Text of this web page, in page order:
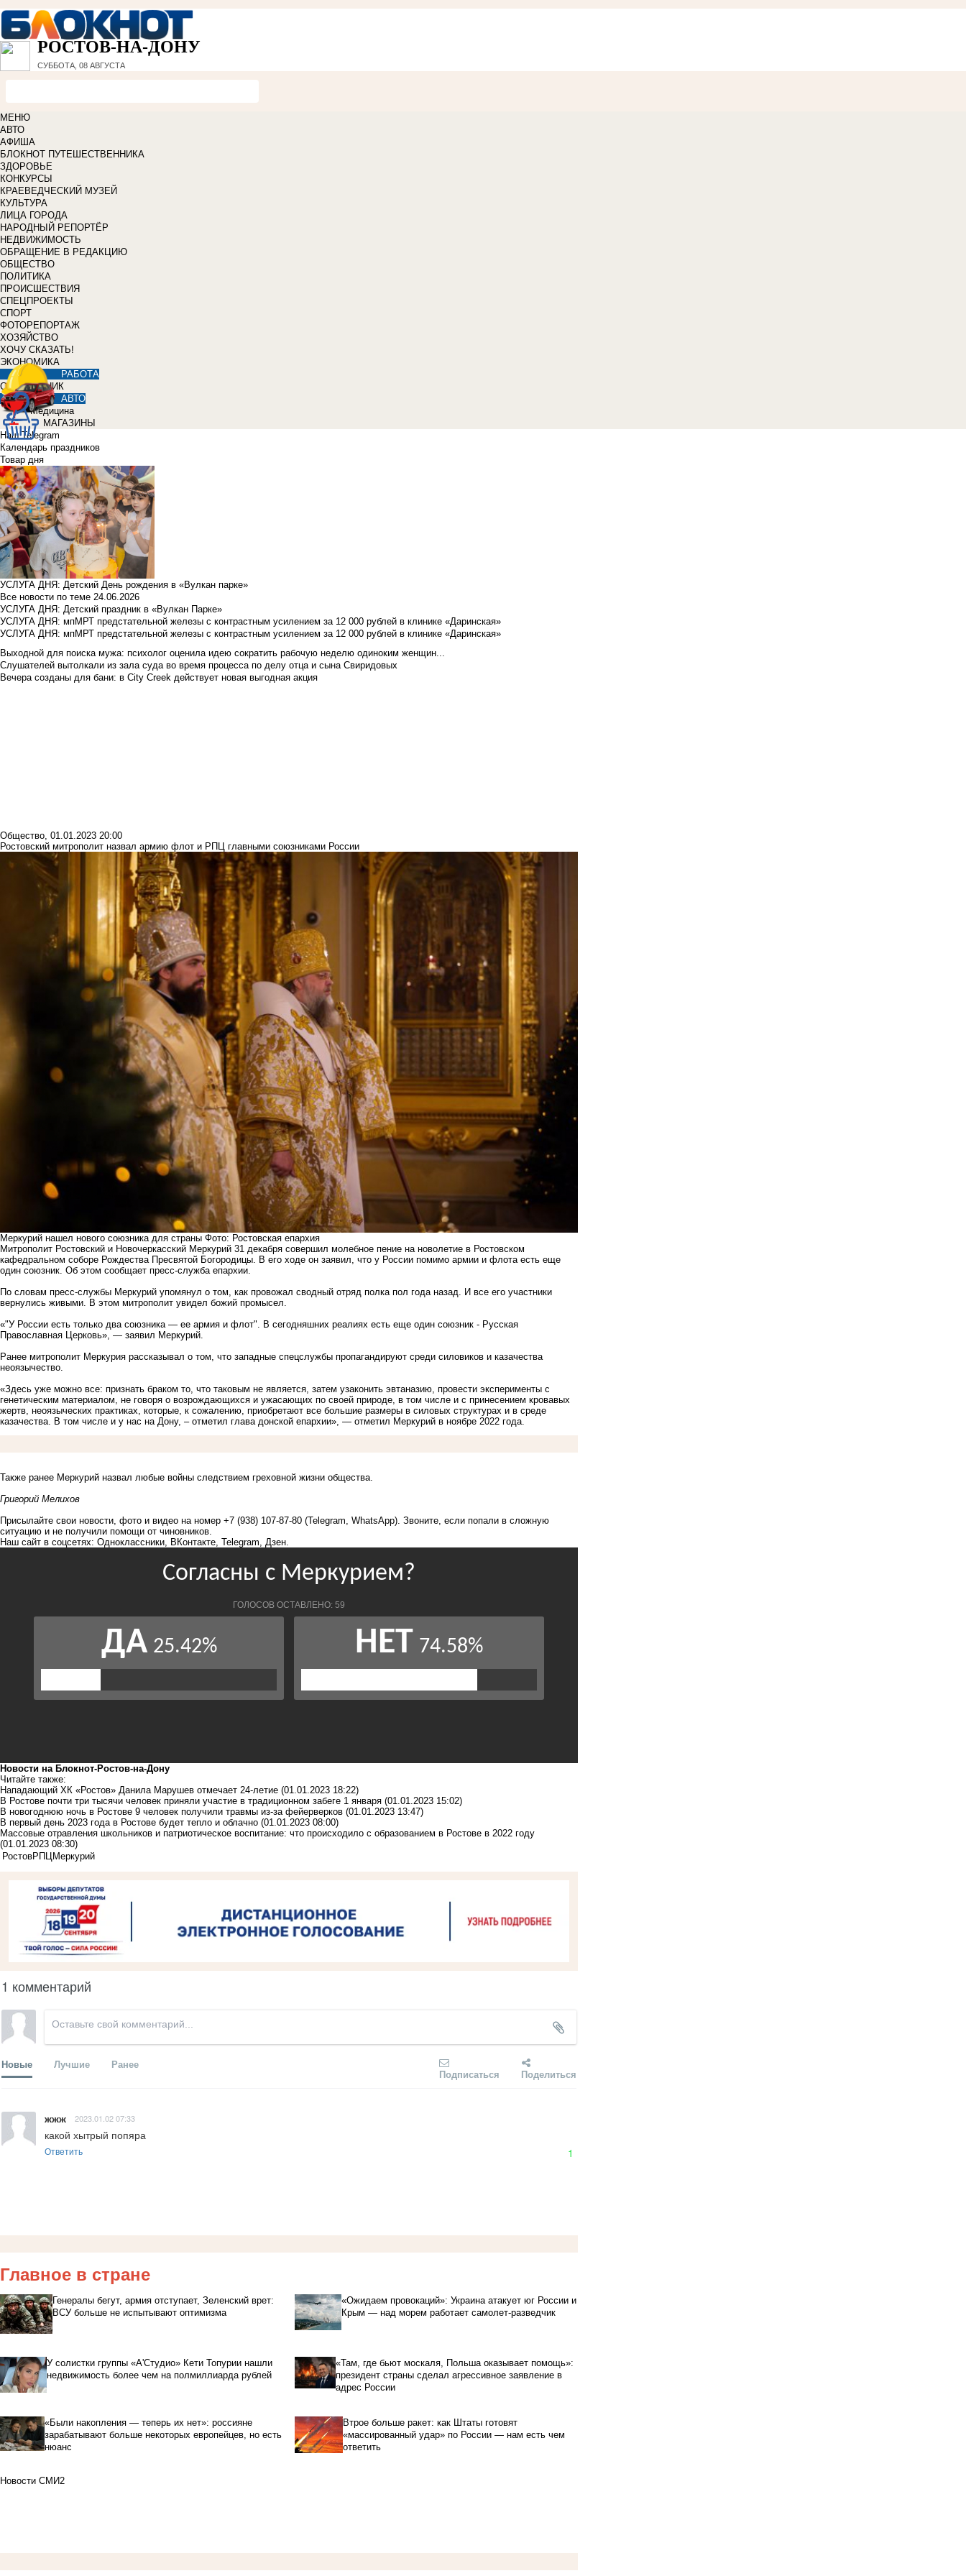
РОСТОВ-НА-ДОНУ
СУББОТА, 08 АВГУСТА
МЕНЮ
АВТО
АФИША
БЛОКНОТ ПУТЕШЕСТВЕННИКА
ЗДОРОВЬЕ
КОНКУРСЫ
КРАЕВЕДЧЕСКИЙ МУЗЕЙ
КУЛЬТУРА
ЛИЦА ГОРОДА
НАРОДНЫЙ РЕПОРТЁР
НЕДВИЖИМОСТЬ
ОБРАЩЕНИЕ В РЕДАКЦИЮ
ОБЩЕСТВО
ПОЛИТИКА
ПРОИСШЕСТВИЯ
СПЕЦПРОЕКТЫ
СПОРТ
ФОТОРЕПОРТАЖ
ХОЗЯЙСТВО
ХОЧУ СКАЗАТЬ!
ЭКОНОМИКА
РАБОТА
СПРАВОЧНИК
АВТО
Медицина
МАГАЗИНЫ
Наш Telegram
Календарь праздников
Товар дня
УСЛУГА ДНЯ: Детский День рождения в «Вулкан парке»
Все новости по теме 24.06.2026
УСЛУГА ДНЯ: Детский праздник в «Вулкан Парке»
УСЛУГА ДНЯ: мпМРТ предстательной железы с контрастным усилением за 12 000 рублей в клинике «Даринская»
УСЛУГА ДНЯ: мпМРТ предстательной железы с контрастным усилением за 12 000 рублей в клинике «Даринская»
Выходной для поиска мужа: психолог оценила идею сократить рабочую неделю одиноким женщин...
Слушателей вытолкали из зала суда во время процесса по делу отца и сына Свиридовых
Вечера созданы для бани: в City Creek действует новая выгодная акция
Общество, 01.01.2023 20:00
Ростовский митрополит назвал армию флот и РПЦ главными союзниками России
Меркурий нашел нового союзника для страны Фото: Ростовская епархия
Митрополит Ростовский и Новочеркасский Меркурий 31 декабря совершил молебное пение на новолетие в Ростовском
кафедральном соборе Рождества Пресвятой Богородицы. В его ходе он заявил, что у России помимо армии и флота есть еще
один союзник. Об этом сообщает пресс-служба епархии.
По словам пресс-службы Меркурий упомянул о том, как провожал сводный отряд полка пол года назад. И все его участники
вернулись живыми. В этом митрополит увидел божий промысел.
«"У России есть только два союзника — ее армия и флот". В сегодняшних реалиях есть еще один союзник - Русская
Православная Церковь», — заявил Меркурий.
Ранее митрополит Меркурия рассказывал о том, что западные спецслужбы пропагандируют среди силовиков и казачества
неоязычество.
«Здесь уже можно все: признать браком то, что таковым не является, затем узаконить эвтаназию, провести эксперименты с
генетическим материалом, не говоря о возрождающихся и ужасающих по своей природе, в том числе и с принесением кровавых
жертв, неоязыческих практиках, которые, к сожалению, приобретают все большие размеры в силовых структурах и в среде
казачества. В том числе и у нас на Дону, – отметил глава донской епархии», — отметил Меркурий в ноябре 2022 года.
Также ранее Меркурий назвал любые войны следствием греховной жизни общества.
Григорий Мелихов
Присылайте свои новости, фото и видео на номер +7 (938) 107-87-80 (Telegram, WhatsApp). Звоните, если попали в сложную
ситуацию и не получили помощи от чиновников.
Наш сайт в соцсетях: Одноклассники, ВКонтакте, Telegram, Дзен.
Новости на Блoкнoт-Ростов-на-Дону
Читайте также:
Нападающий ХК «Ростов» Данила Марушев отмечает 24-летие (01.01.2023 18:22)
В Ростове почти три тысячи человек приняли участие в традиционном забеге 1 января (01.01.2023 15:02)
В новогоднюю ночь в Ростове 9 человек получили травмы из-за фейерверков (01.01.2023 13:47)
В первый день 2023 года в Ростове будет тепло и облачно (01.01.2023 08:00)
Массовые отравления школьников и патриотическое воспитание: что происходило с образованием в Ростове в 2022 году
(01.01.2023 08:30)
РостовРПЦМеркурий
1 комментарий
Новые Лучшие Ранее
Подписаться Поделиться
жжж 2023.01.02 07:33
какой хытрый попяра
Ответить 1
Главное в стране
Генералы бегут, армия отступает, Зеленский врет:
ВСУ больше не испытывают оптимизма
«Ожидаем провокаций»: Украина атакует юг России и
Крым — над морем работает самолет-разведчик
У солистки группы «А'Студио» Кети Топурии нашли
недвижимость более чем на полмиллиарда рублей
«Там, где бьют москаля, Польша оказывает помощь»:
президент страны сделал агрессивное заявление в
адрес России
«Были накопления — теперь их нет»: россияне
зарабатывают больше некоторых европейцев, но есть
нюанс
Втрое больше ракет: как Штаты готовят
«массированный удар» по России — нам есть чем
ответить
Новости СМИ2